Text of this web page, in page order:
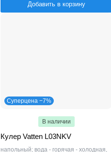
Добавить в корзину
Суперцена −7%
В наличии
Кулер Vatten L03NKV
напольный; вода - горячая - холодная,